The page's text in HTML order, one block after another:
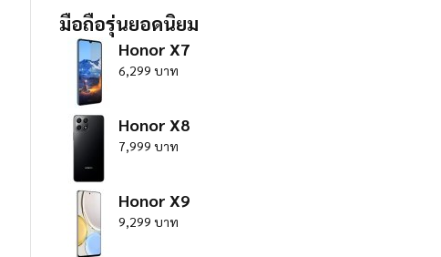
มือถือรุ่นยอดนิยม
Honor X7
6,299 บาท
Honor X8
7,999 บาท
Honor X9
9,299 บาท